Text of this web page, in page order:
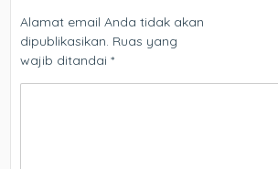
Alamat email Anda tidak akan
dipublikasikan. Ruas yang
wajib ditandai*